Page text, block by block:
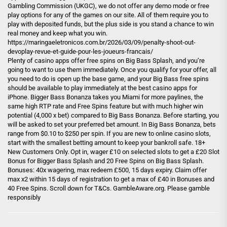
Gambling Commission (UKGC), we do not offer any demo mode or free
play options for any of the games on our site. All of them require you to
play with deposited funds, but the plus side is you stand a chance to win
real money and keep what you win.
https://maringaeletronicos.com.br/2026/03/09/penalty-shoot-out-
devoplay-revue-et-guide-pour-les-joueurs-francais/
Plenty of casino apps offer free spins on Big Bass Splash, and you’re
going to want to use them immediately. Once you qualify for your offer, all
you need to do is open up the base game, and your Big Bass free spins
should be available to play immediately at the best casino apps for
iPhone. Bigger Bass Bonanza takes you Miami for more paylines, the
same high RTP rate and Free Spins feature but with much higher win
potential (4,000 x bet) compared to Big Bass Bonanza. Before starting, you
will be asked to set your preferred bet amount. In Big Bass Bonanza, bets
range from $0.10 to $250 per spin. If you are new to online casino slots,
start with the smallest betting amount to keep your bankroll safe. 18+
New Customers Only. Opt in, wager £10 on selected slots to get a £20 Slot
Bonus for Bigger Bass Splash and 20 Free Spins on Big Bass Splash.
Bonuses: 40x wagering, max redeem £500, 15 days expiry. Claim offer
max x2 within 15 days of registration to get a max of £40 in Bonuses and
40 Free Spins. Scroll down for T&Cs. GambleAware.org. Please gamble
responsibly